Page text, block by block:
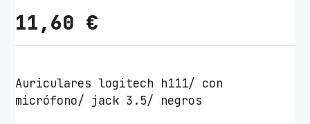
11,60 €
Auriculares logitech h111/ con
micrófono/ jack 3.5/ negros